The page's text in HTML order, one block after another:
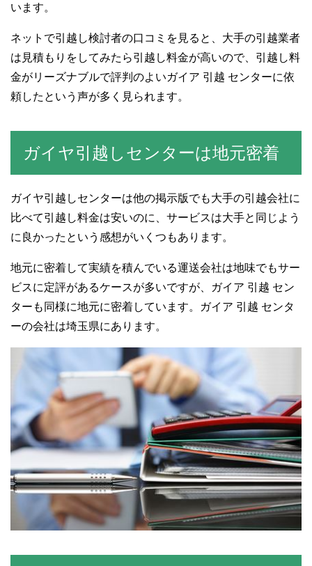
います。
ネットで引越し検討者の口コミを見ると、大手の引越業者
は見積もりをしてみたら引越し料金が高いので、引越し料
金がリーズナブルで評判のよいガイア 引越 センターに依
頼したという声が多く見られます。
ガイヤ引越しセンターは地元密着
ガイヤ引越しセンターは他の掲示版でも大手の引越会社に
比べて引越し料金は安いのに、サービスは大手と同じよう
に良かったという感想がいくつもあります。
地元に密着して実績を積んでいる運送会社は地味でもサー
ビスに定評があるケースが多いですが、ガイア 引越 セン
ターも同様に地元に密着しています。ガイア 引越 センタ
ーの会社は埼玉県にあります。